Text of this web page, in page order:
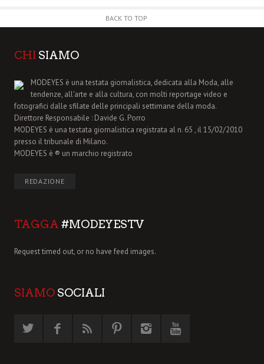
BACK TO TOP
CHI SIAMO
MODEYES è una testata giornalistica, dedicata alla Moda, alle
tendenze, all'arte e alla cultura, con molti reportage video e
fotografici dalle sfilate delle principali settimane della moda.
Direttore Responsabile : Davide G. Porro
MODEYES è una testata giornalistica registrata al n. 65 , il 15/02/2010
presso il tribunale di Milano.
MODEYES è ® un marchio registrato
REDAZIONE
TAGGA #MODEYESTV
Request timed out, or no have feed images.
SIAMO SOCIALI